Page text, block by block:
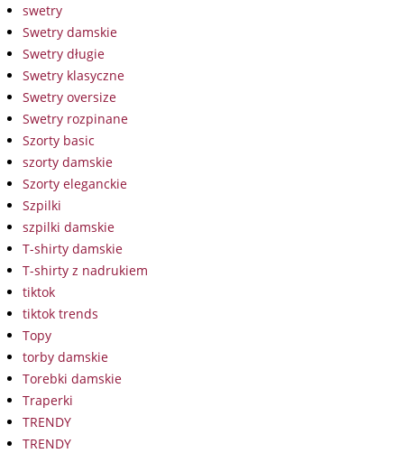
swetry
Swetry damskie
Swetry długie
Swetry klasyczne
Swetry oversize
Swetry rozpinane
Szorty basic
szorty damskie
Szorty eleganckie
Szpilki
szpilki damskie
T-shirty damskie
T-shirty z nadrukiem
tiktok
tiktok trends
Topy
torby damskie
Torebki damskie
Traperki
TRENDY
TRENDY